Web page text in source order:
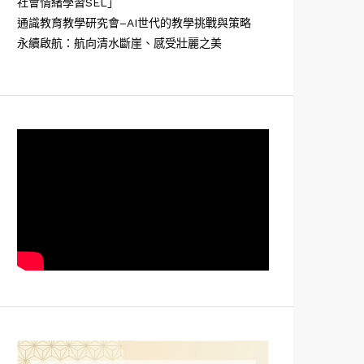
通識教育教學研究會–AI世代的教學挑戰與策略
永續啟航：航向清水斷崖、感受壯麗之美